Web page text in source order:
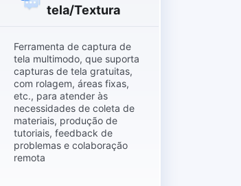
tela/Textura
Ferramenta de captura de
tela multimodo, que suporta
capturas de tela gratuitas,
com rolagem, áreas fixas,
etc., para atender às
necessidades de coleta de
materiais, produção de
tutoriais, feedback de
problemas e colaboração
remota